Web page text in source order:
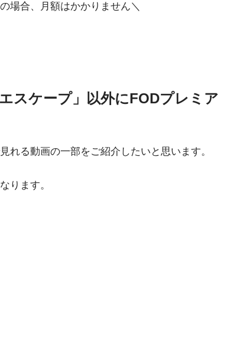
場合、月額はかかりません＼
スケープ」以外にFODプレミア
れる動画の一部をご紹介したいと思います。
ります。